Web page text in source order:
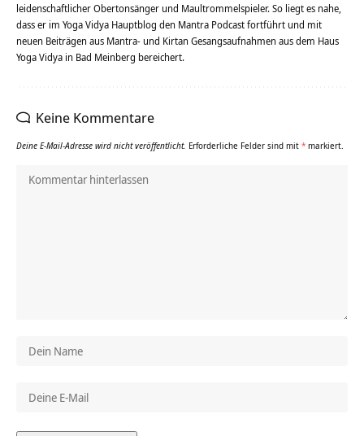
leidenschaftlicher Obertonsänger und Maultrommelspieler. So liegt es nahe,
dass er im Yoga Vidya Hauptblog den Mantra Podcast fortführt und mit
neuen Beiträgen aus Mantra- und Kirtan Gesangsaufnahmen aus dem Haus
Yoga Vidya in Bad Meinberg bereichert.
Keine Kommentare
Deine E-Mail-Adresse wird nicht veröffentlicht. Erforderliche Felder sind mit * markiert.